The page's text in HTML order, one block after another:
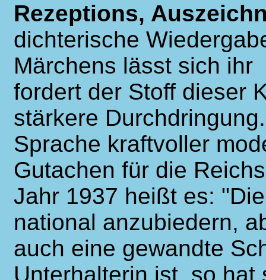
Rezeptions,
dichterische
Märchens lässt sich
fordert der Stoff dieser
stärkere
Sprache kraftvoller
Gutachen für die
Jahr 1937 heißt es:
national anzubiedern,
auch eine gewandte
Unterhalterin ist, so